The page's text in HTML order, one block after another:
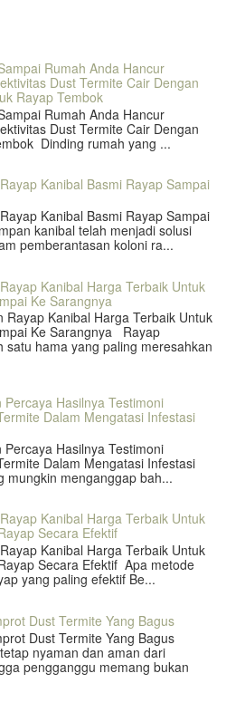
Rumah Anda Hancur
Dust Termite Cair Dengan
Rayap Tembok
Rumah Anda Hancur
Dust Termite Cair Dengan
Dinding rumah yang ...
Kanibal Basmi Rayap Sampai
Kanibal Basmi Rayap Sampai
kanibal telah menjadi solusi
pemberantasan koloni ra...
Kanibal Harga Terbaik Untuk
Ke Sarangnya
Rayap Kanibal Harga Terbaik Untuk
Ke Sarangnya Rayap
satu hama yang paling meresahkan
Hasilnya Testimoni
Dalam Mengatasi Infestasi
Hasilnya Testimoni
Dalam Mengatasi Infestasi
mungkin menganggap bah...
Kanibal Harga Terbaik Untuk
Secara Efektif
Kanibal Harga Terbaik Untuk
Secara Efektif Apa metode
yang paling efektif Be...
Dust Termite Yang Bagus
Dust Termite Yang Bagus
nyaman dan aman dari
pengganggu memang bukan